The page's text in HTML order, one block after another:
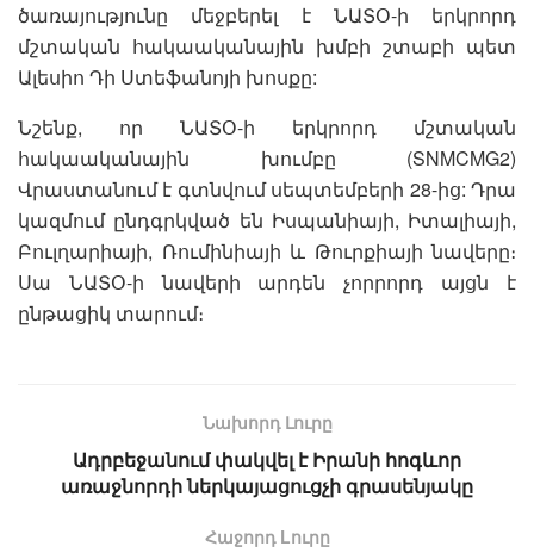
ծառայությունը մեջբերել է ՆԱՏՕ-ի երկրորդ
մշտական հակաականային խմբի շտաբի պետ
Ալեսիո Դի Ստեֆանոյի խոսքը:
Նշենք, որ ՆԱՏՕ-ի երկրորդ մշտական
հակաականային խումբը (SNMCMG2)
Վրաստանում է գտնվում սեպտեմբերի 28-ից: Դրա
կազմում ընդգրկված են Իսպանիայի, Իտալիայի,
Բուլղարիայի, Ռումինիայի և Թուրքիայի նավերը։
Սա ՆԱՏՕ-ի նավերի արդեն չորրորդ այցն է
ընթացիկ տարում։
Նախորդ Լուրը
Ադրբեջանում փակվել է Իրանի հոգևոր
առաջնորդի ներկայացուցչի գրասենյակը
Հաջորդ Lուրը